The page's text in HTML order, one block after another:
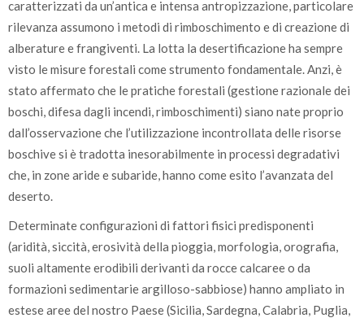
caratterizzati da un’antica e intensa antropizzazione, particolare
rilevanza assumono i metodi di rimboschimento e di creazione di
alberature e frangiventi. La lotta la desertificazione ha sempre
visto le misure forestali come strumento fondamentale. Anzi, è
stato affermato che le pratiche forestali (gestione razionale dei
boschi, difesa dagli incendi, rimboschimenti) siano nate proprio
dall’osservazione che l’utilizzazione incontrollata delle risorse
boschive si è tradotta inesorabilmente in processi degradativi
che, in zone aride e subaride, hanno come esito l’avanzata del
deserto.
Determinate configurazioni di fattori fisici predisponenti
(aridità, siccità, erosività della pioggia, morfologia, orografia,
suoli altamente erodibili derivanti da rocce calcaree o da
formazioni sedimentarie argilloso-sabbiose) hanno ampliato in
estese aree del nostro Paese (Sicilia, Sardegna, Calabria, Puglia,